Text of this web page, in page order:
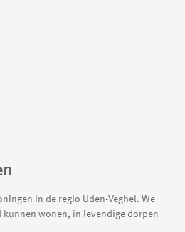
in de regio Uden-Veghel. We
wonen, in levendige dorpen